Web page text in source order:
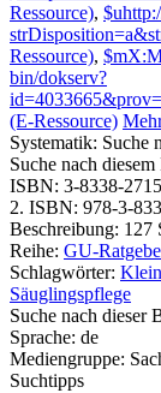
Ressource),
Ressource),
bin/dokserv?
(E-Ressource)
Systematik: Suche
Suche nach diesem
ISBN: 3-8338-
2. ISBN: 978-3-
Beschreibung: 127
Reihe: GU-
Schlagwörter:
Säuglingspflege
Suche nach dieser
Sprache: de
Mediengruppe:
Suchtipps